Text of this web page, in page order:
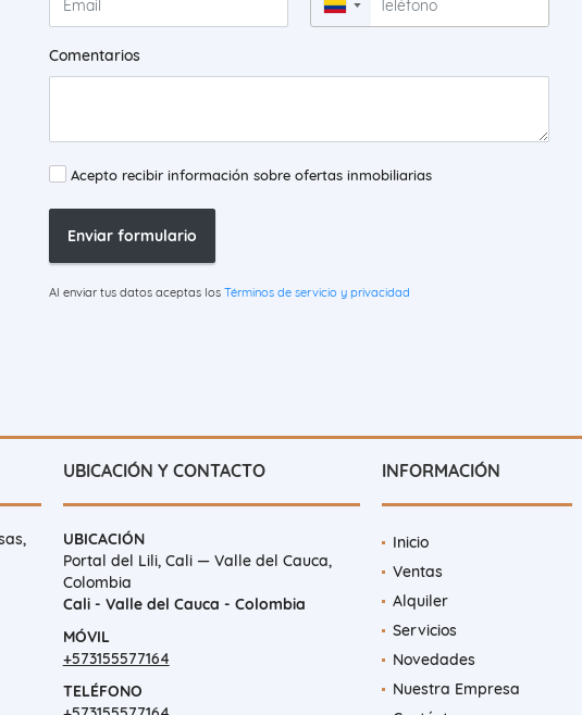
▼
Comentarios
Acepto recibir información sobre ofertas inmobiliarias
Enviar formulario
Al enviar tus datos aceptas los Términos de servicio y privacidad
UBICACIÓN Y CONTACTO
UBICACIÓN
Portal del Lili, Cali — Valle del Cauca,
Colombia
Cali - Valle del Cauca - Colombia
MÓVIL
+573155577164
TELÉFONO
INFORMACIÓN
Inicio
Ventas
Alquiler
Servicios
Novedades
Nuestra Empresa